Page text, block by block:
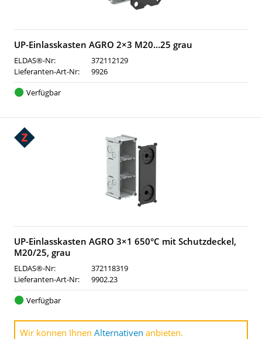
UP-Einlasskasten AGRO 2×3 M20…25 grau
ELDAS®-Nr:
372112129
Lieferanten-Art-Nr:
9926
Verfügbar
UP-Einlasskasten AGRO 3×1 650°C mit Schutzdeckel,
M20/25, grau
ELDAS®-Nr:
372118319
Lieferanten-Art-Nr:
9902.23
Verfügbar
Wir können Ihnen Alternativen anbieten.